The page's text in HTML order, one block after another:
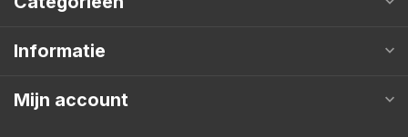
Informatie
Mijn account